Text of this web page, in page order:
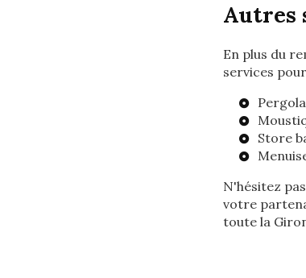
Autres
En plus du
services
Store
N'hésitez
votre
toute la